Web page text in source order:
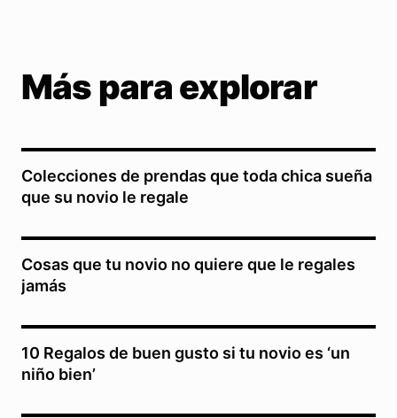
Más para explorar
Colecciones de prendas que toda chica sueña
que su novio le regale
Cosas que tu novio no quiere que le regales
jamás
10 Regalos de buen gusto si tu novio es ‘un
niño bien’